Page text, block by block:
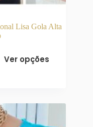
Lisa Gola Alta
Ver opções